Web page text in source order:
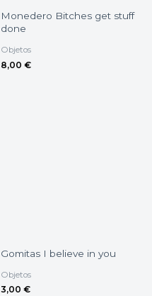
Monedero Bitches get stuff
done
Objetos
8,00 €
Gomitas I believe in you
Objetos
3,00 €